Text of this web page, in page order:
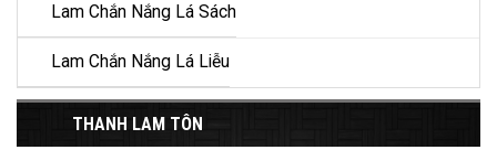
Lam Chắn Nắng Lá Sách
Lam Chắn Nắng Lá Liễu
THANH LAM TÔN